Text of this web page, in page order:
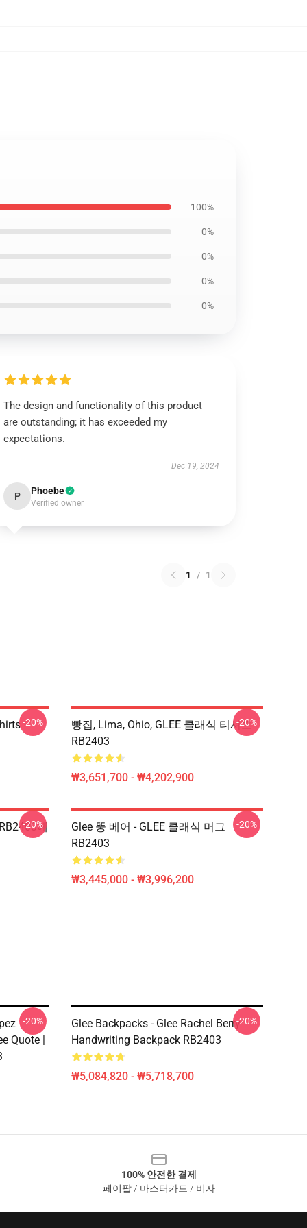
100%
0%
0%
0%
0%
The design and functionality of this product
are outstanding; it has exceeded my
expectations.
Dec 19, 2024
P Phoebe
Verified owner
1 / 1
-20%
빵집, Lima, Ohio, GLEE 클래식 티셔츠
RB2403
₩3,651,700 - ₩4,202,900
-20%
에
-20%
Glee 뚱 베어 - GLEE 클래식 머그
RB2403
₩3,445,000 - ₩3,996,200
-20%
Quote |
-20%
Glee Backpacks - Glee Rachel Berry
Handwriting Backpack RB2403
₩5,084,820 - ₩5,718,700
-20%
100% 안전한 결제
페이팔 / 마스터카드 / 비자